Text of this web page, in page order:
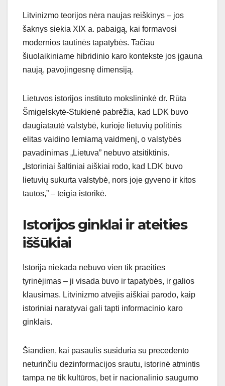
Litvinizmo teorijos nėra naujas reiškinys – jos
šaknys siekia XIX a. pabaigą, kai formavosi
modernios tautinės tapatybės. Tačiau
šiuolaikiniame hibridinio karo kontekste jos įgauna
naują, pavojingesnę dimensiją.
Lietuvos istorijos instituto mokslininkė dr. Rūta
Šmigelskytė-Stukienė pabrėžia, kad LDK buvo
daugiatautė valstybė, kurioje lietuvių politinis
elitas vaidino lemiamą vaidmenį, o valstybės
pavadinimas „Lietuva” nebuvo atsitiktinis.
„Istoriniai šaltiniai aiškiai rodo, kad LDK buvo
lietuvių sukurta valstybė, nors joje gyveno ir kitos
tautos,” – teigia istorikė.
Istorijos ginklai ir ateities
iššūkiai
Istorija niekada nebuvo vien tik praeities
tyrinėjimas – ji visada buvo ir tapatybės, ir galios
klausimas. Litvinizmo atvejis aiškiai parodo, kaip
istoriniai naratyvai gali tapti informacinio karo
ginklais.
Šiandien, kai pasaulis susiduria su precedento
neturinčiu dezinformacijos srautu, istorinė atmintis
tampa ne tik kultūros, bet ir nacionalinio saugumo